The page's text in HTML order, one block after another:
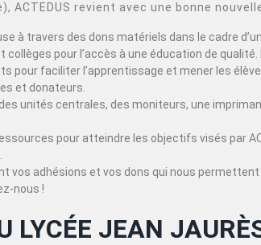
revient avec une bonne
à travers des dons matériels dans le cadre
pour l’accès à une éducation de
faciliter l’apprentissage et mener les
et donateurs.
unités centrales, des moniteurs, une
pour atteindre les objectifs visés par
vos adhésions et vos dons qui nous
nous !
LYCÉE JEAN